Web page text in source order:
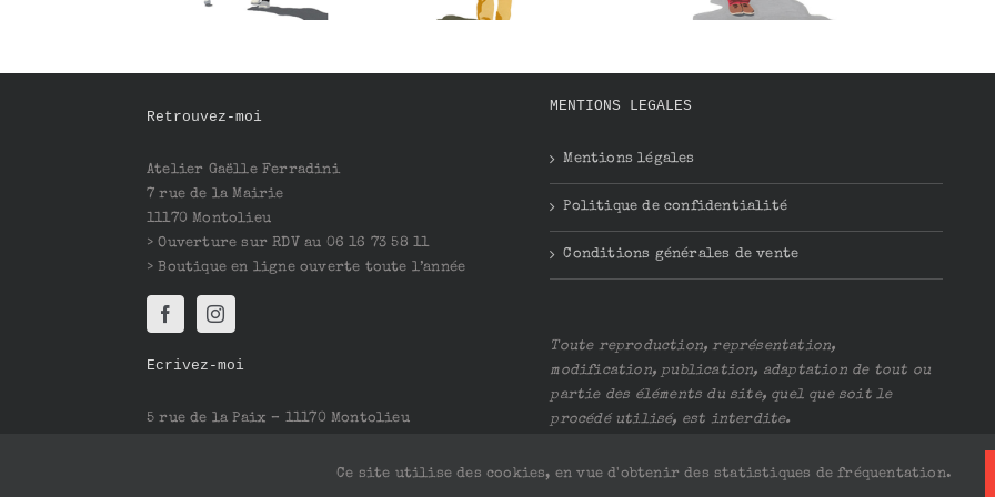
Retrouvez-moi
Atelier Gaëlle Ferradini
7 rue de la Mairie
11170 Montolieu
> Ouverture sur RDV au 06 16 73 58 11
> Boutique en ligne ouverte toute l’année
Ecrivez-moi
5 rue de la Paix – 11170 Montolieu
MENTIONS LEGALES
Mentions légales
Politique de confidentialité
Conditions générales de vente
Toute reproduction, représentation,
modification, publication, adaptation de tout ou
partie des éléments du site, quel que soit le
procédé utilisé, est interdite.
Ce site utilise des cookies, en vue d'obtenir des statistiques de fréquentation.